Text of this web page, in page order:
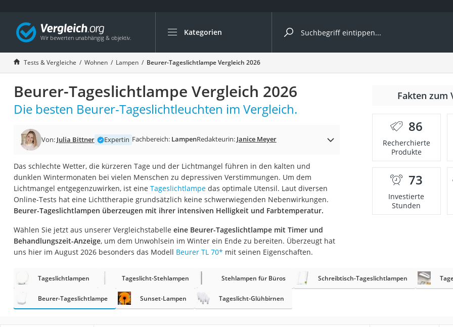
Kategorien
Die beliebtesten Vergleiche nach Kategorie
Wohnen
Matratzen-Topper
Matratzen
Konferenzlautsprecher
Badlüfter
Bürohocker
Außenleuchte mit Kamera
Ozongeneratoren
Konferenzmikrofon
Klappmatratze
Aktenvernichter Sicherheitsstufe 4
Bettgitter
Tests & Vergleiche Wohnen Lampen Beurer-Tageslichtlampe Vergleich 2026
Beurer-Tageslichtlampe Vergleich 2026
Die besten Beurer-Tageslichtleuchten im Vergleich.
Von: Julia Bittner Expertin Fachbereich: LampenRedakteurin: Janice Meyer
Das schlechte Wetter, die kürzeren Tage und der Lichtmangel führen in den kalten und
dunklen Wintermonaten bei vielen Menschen zu depressiven Verstimmungen. Um dem
Lichtmangel entgegenzuwirken, ist eine Tageslichtlampedas optimale Utensil. Laut diversen
Online-Tests hat eine Lichttherapie grundsätzlich keine schwerwiegenden Nebenwirkungen.
Beurer-Tageslichtlampen überzeugen mit ihrer intensiven Helligkeit und Farbtemperatur.
Wählen Sie jetzt aus unserer Vergleichstabelle eine Beurer-Tageslichtlampe mit Timer und
Behandlungszeit-Anzeige, um dem Unwohlsein im Winter ein Ende zu bereiten. Überzeugt hat
uns hier im August 2026 besonders das Modell Beurer TL 70* mit seinen Eigenschaften.
Fakten zum
86
Recherchierte
Produkte
73
Investierte
Stunden
Tageslichtlampen Tageslicht-Stehlampen Stehlampen für Büros Schreibtisch-Tageslichtlampen
Beurer-Tageslichtlampe Sunset-Lampen Tageslicht-Glühbirnen